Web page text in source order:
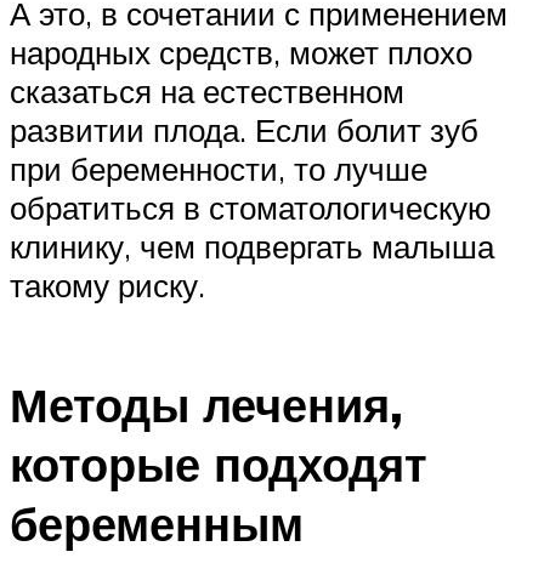
А это, в сочетании с применением
народных средств, может плохо
сказаться на естественном
развитии плода. Если болит зуб
при беременности, то лучше
обратиться в стоматологическую
клинику, чем подвергать малыша
такому риску.
Методы лечения,
которые подходят
беременным